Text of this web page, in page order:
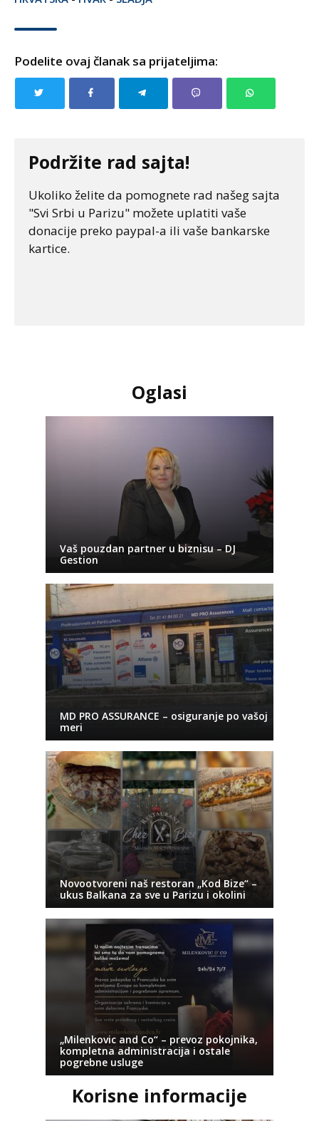
Podelite ovaj članak sa prijateljima:
Podržite rad sajta!
Ukoliko želite da pomognete rad našeg sajta
"Svi Srbi u Parizu" možete uplatiti vaše
donacije preko paypal-a ili vaše bankarske
kartice.
Oglasi
Vaš pouzdan partner u biznisu – DJ
Gestion
MD PRO ASSURANCE – osiguranje po vašoj
meri
Novootvoreni naš restoran „Kod Bize“ –
ukus Balkana za sve u Parizu i okolini
„Milenkovic and Co“ – prevoz pokojnika,
kompletna administracija i ostale
pogrebne usluge
Korisne informacije